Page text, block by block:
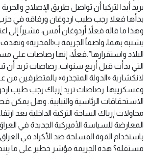
يريد أبدا لتركيا أن تواصل طريق الإصلاح
بدأها فعلا رجب طيب اردوغان ورفاقه في حزب
وهذا ما قاله فعلاً أردوغان أمس، مشيراً إلى
يشتبه بهما، واصفاً الجريمة بـ«المخزية»
البلاد واستقرارها”.فعلاً، إنها رصاصات على
التي بدأت قبل أربع سنوات. رصاصات تريد أن
لانكشارية «الدولة المتجذرة» بالمتطرفين من
وعسكرييها. رصاصات تريد إرباك رجب طيب
الاستحقاقات الرئاسية والنيابية. وهل يمكن
محاولات إرباك الساحة التركية الداخلية بعد
المعارضة للسياسة الأميركية الجديدة في
باستخدام القوة المسلحة ضد الأكراد في
مستقلة؟ هذه الجريمة مؤشر خطير على ما